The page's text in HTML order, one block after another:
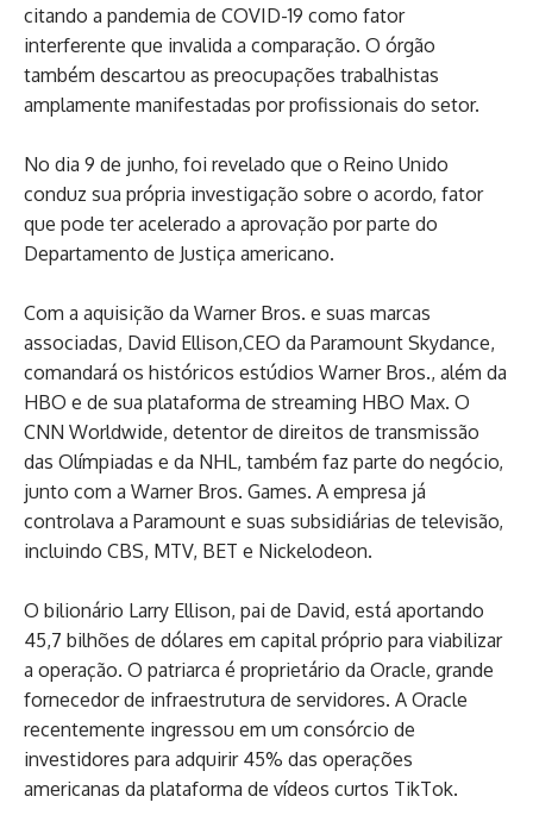
citando a pandemia de COVID-19 como fator
interferente que invalida a comparação. O órgão
também descartou as preocupações trabalhistas
amplamente manifestadas por profissionais do setor.
No dia 9 de junho, foi revelado que o Reino Unido
conduz sua própria investigação sobre o acordo, fator
que pode ter acelerado a aprovação por parte do
Departamento de Justiça americano.
Com a aquisição da Warner Bros. e suas marcas
associadas, David Ellison,CEO da Paramount Skydance,
comandará os históricos estúdios Warner Bros., além da
HBO e de sua plataforma de streaming HBO Max. O
CNN Worldwide, detentor de direitos de transmissão
das Olímpiadas e da NHL, também faz parte do negócio,
junto com a Warner Bros. Games. A empresa já
controlava a Paramount e suas subsidiárias de televisão,
incluindo CBS, MTV, BET e Nickelodeon.
O bilionário Larry Ellison, pai de David, está aportando
45,7 bilhões de dólares em capital próprio para viabilizar
a operação. O patriarca é proprietário da Oracle, grande
fornecedor de infraestrutura de servidores. A Oracle
recentemente ingressou em um consórcio de
investidores para adquirir 45% das operações
americanas da plataforma de vídeos curtos TikTok.